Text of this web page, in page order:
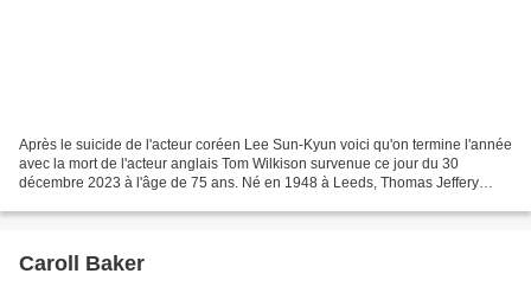
Après le suicide de l'acteur coréen Lee Sun-Kyun voici qu'on termine l'année
avec la mort de l'acteur anglais Tom Wilkison survenue ce jour du 30
décembre 2023 à l'âge de 75 ans. Né en 1948 à Leeds, Thomas Jeffery
Caroll Baker